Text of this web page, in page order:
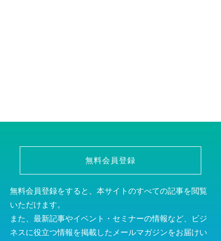
無料会員登録
無料会員登録をすると、本サイトのすべての記事を閲覧
いただけます。
また、最新記事やイベント・セミナーの情報など、ビジ
ネスに役立つ情報を掲載したメールマガジンをお届けい